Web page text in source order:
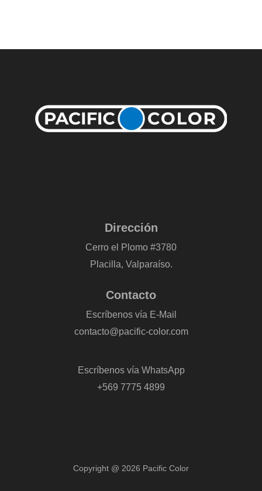
Dirección
Cerro el Plomo #3780
Placilla, Valparaíso.
Contacto
Escríbenos vía E-Mail
contacto@pacific-color.com
Escríbenos vía WhatsApp
+569 7775 4899
Copyright @ 2026 Pacific Color